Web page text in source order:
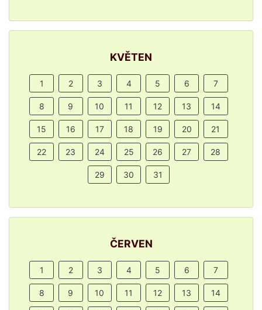
KVĚTEN
1 2 3 4 5 6 7
8 9 10 11 12 13 14
15 16 17 18 19 20 21
22 23 24 25 26 27 28
29 30 31
ČERVEN
1 2 3 4 5 6 7
8 9 10 11 12 13 14